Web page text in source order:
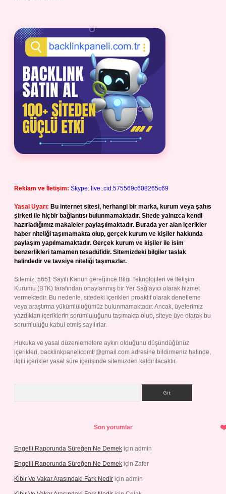
Reklam ve İletişim: Skype: live:.cid.575569c608265c69
Yasal Uyarı: Bu internet sitesi, herhangi bir marka, kurum veya şahıs
şirketi ile hiçbir bağlantısı bulunmamaktadır. Sitede yalnızca kendi
hazırladığımız makaleler paylaşılmaktadır. Burada yer alan içerikler
haber niteliği taşımamakta olup, gerçek kurum ve kişiler hakkında
paylaşım yapılmamaktadır. Gerçek kurum ve kişiler ile isim
benzerlikleri tamamen tesadüfidir. Sitemizdeki bilgiler taslak
halindedir ve tavsiye niteliği taşımazlar.
Sitemiz, 5651 Sayılı Kanun gereğince Bilgi Teknolojileri ve İletişim
Kurumu (BTK) tarafından onaylanmış bir Yer Sağlayıcı olarak hizmet
vermektedir. Bu nedenle, sitedeki içerikleri proaktif olarak denetleme
veya araştırma yükümlülüğümüz bulunmamaktadır. Ancak, üyelerimiz
yazdıkları içeriklerin sorumluluğunu taşımakta olup, siteye üye olarak bu
sorumluluğu kabul etmiş sayılırlar.
Hukuka ve yasal düzenlemelere aykırı olduğunu düşündüğünüz
içerikleri, backlinkpanelicomtr@gmail.com adresine bildirmeniz halinde,
ilgili içerikler yasal süre içerisinde sitemizden kaldırılacaktır.
Son yorumlar
Engelli Raporunda Süreğen Ne Demek için admin
Engelli Raporunda Süreğen Ne Demek için Zafer
Kibir Ve Vakar Arasındaki Fark Nedir için admin